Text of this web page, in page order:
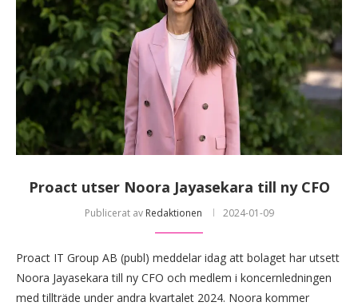
Proact utser Noora Jayasekara till ny CFO
Publicerat av Redaktionen 2024-01-09
Proact IT Group AB (publ) meddelar idag att bolaget har utsett
Noora Jayasekara till ny CFO och medlem i koncernledningen
med tillträde under andra kvartalet 2024. Noora kommer